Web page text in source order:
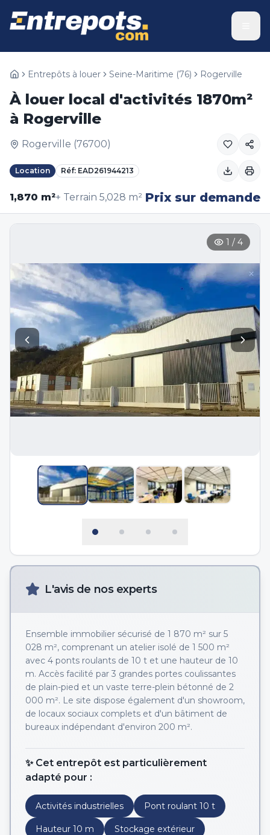
Entrepôts à louer Seine-Maritime (76) Rogerville
À louer local d'activités 1870m²
à Rogerville
Rogerville (76700)
Location Réf: EAD261944213
1,870 m²+ Terrain 5,028 m² Prix sur demande
1 / 4
L'avis de nos experts
Ensemble immobilier sécurisé de 1 870 m² sur 5
028 m², comprenant un atelier isolé de 1 500 m²
avec 4 ponts roulants de 10 t et une hauteur de 10
m. Accès facilité par 3 grandes portes coulissantes
de plain-pied et un vaste terre-plein bétonné de 2
000 m². Le site dispose également d'un showroom,
de locaux sociaux complets et d'un bâtiment de
bureaux indépendant d'environ 200 m².
✨ Cet entrepôt est particulièrement
adapté pour :
Activités industrielles Pont roulant 10 t
Hauteur 10 m Stockage extérieur